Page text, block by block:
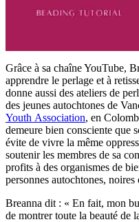
Grâce à sa chaîne YouTube,
apprendre le perlage et à
donne aussi des ateliers de
des jeunes autochtones de
Youth Association, en
demeure bien consciente que
évite de vivre la même
soutenir les membres de sa
profits à des organismes de
personnes autochtones, noires
Breanna dit : « En fait, mon
de montrer toute la beauté de